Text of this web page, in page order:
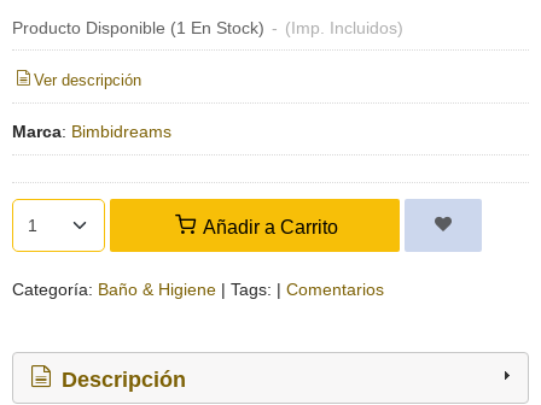
Producto Disponible (1 En Stock) - (Imp. Incluidos)
Ver descripción
Marca: Bimbidreams
Añadir a Carrito
Categoría: Baño & Higiene | Tags: | Comentarios
Descripción